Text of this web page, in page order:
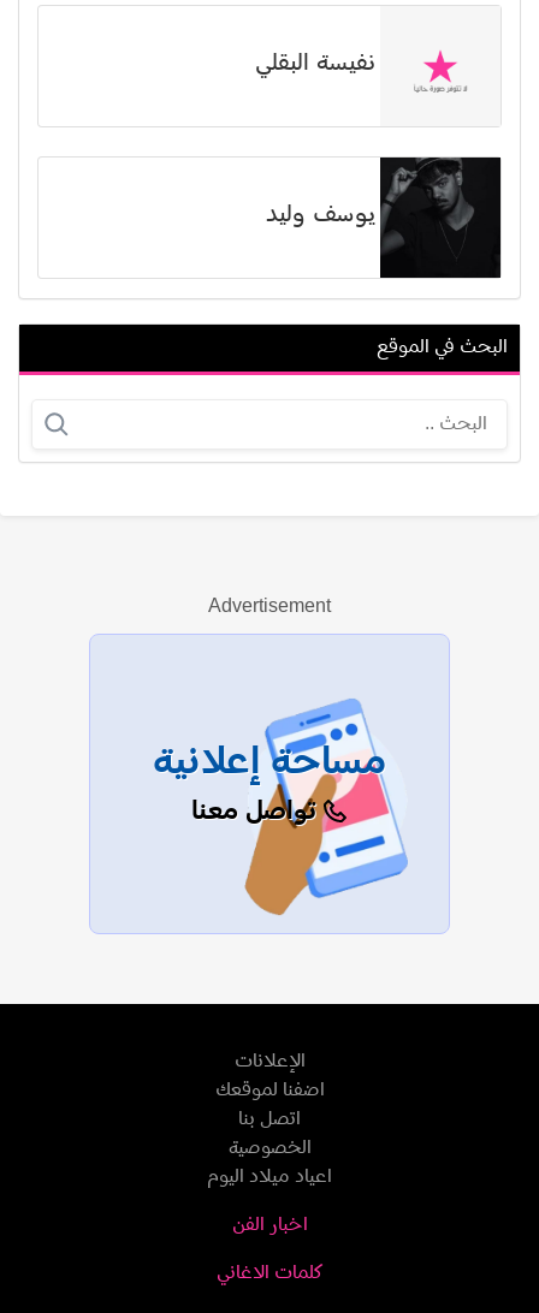
نفيسة البقلي
يوسف وليد
نادر خليفة
عرض الكل
البحث في الموقع
Advertisement
مساحة إعلانية
تواصل معنا
الإعلانات
اضفنا لموقعك
اتصل بنا
الخصوصية
اعياد ميلاد اليوم
اخبار الفن
كلمات الاغاني